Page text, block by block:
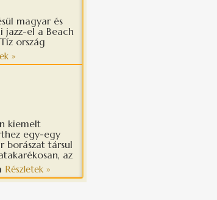
magyar és
jazz-el a Beach
ország
»
kiemelt
egy-egy
borászat társul
az
Részletek »